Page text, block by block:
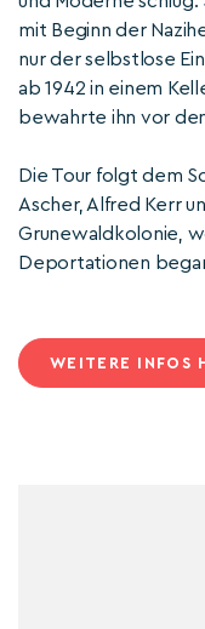
mit Beginn der
nur der selbstlose
ab 1942 in einem
bewahrte ihn vor
Die Tour folgt dem
Ascher, Alfred Kerr
Grunewaldkolonie,
Deportationen
WEITERE INFOS